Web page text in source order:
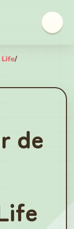
/
de